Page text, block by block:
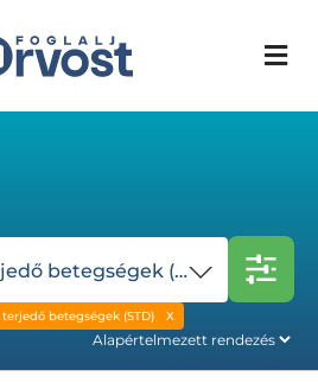
Szexuális úton terjedő betegségek (STD)
betegségek (STD)